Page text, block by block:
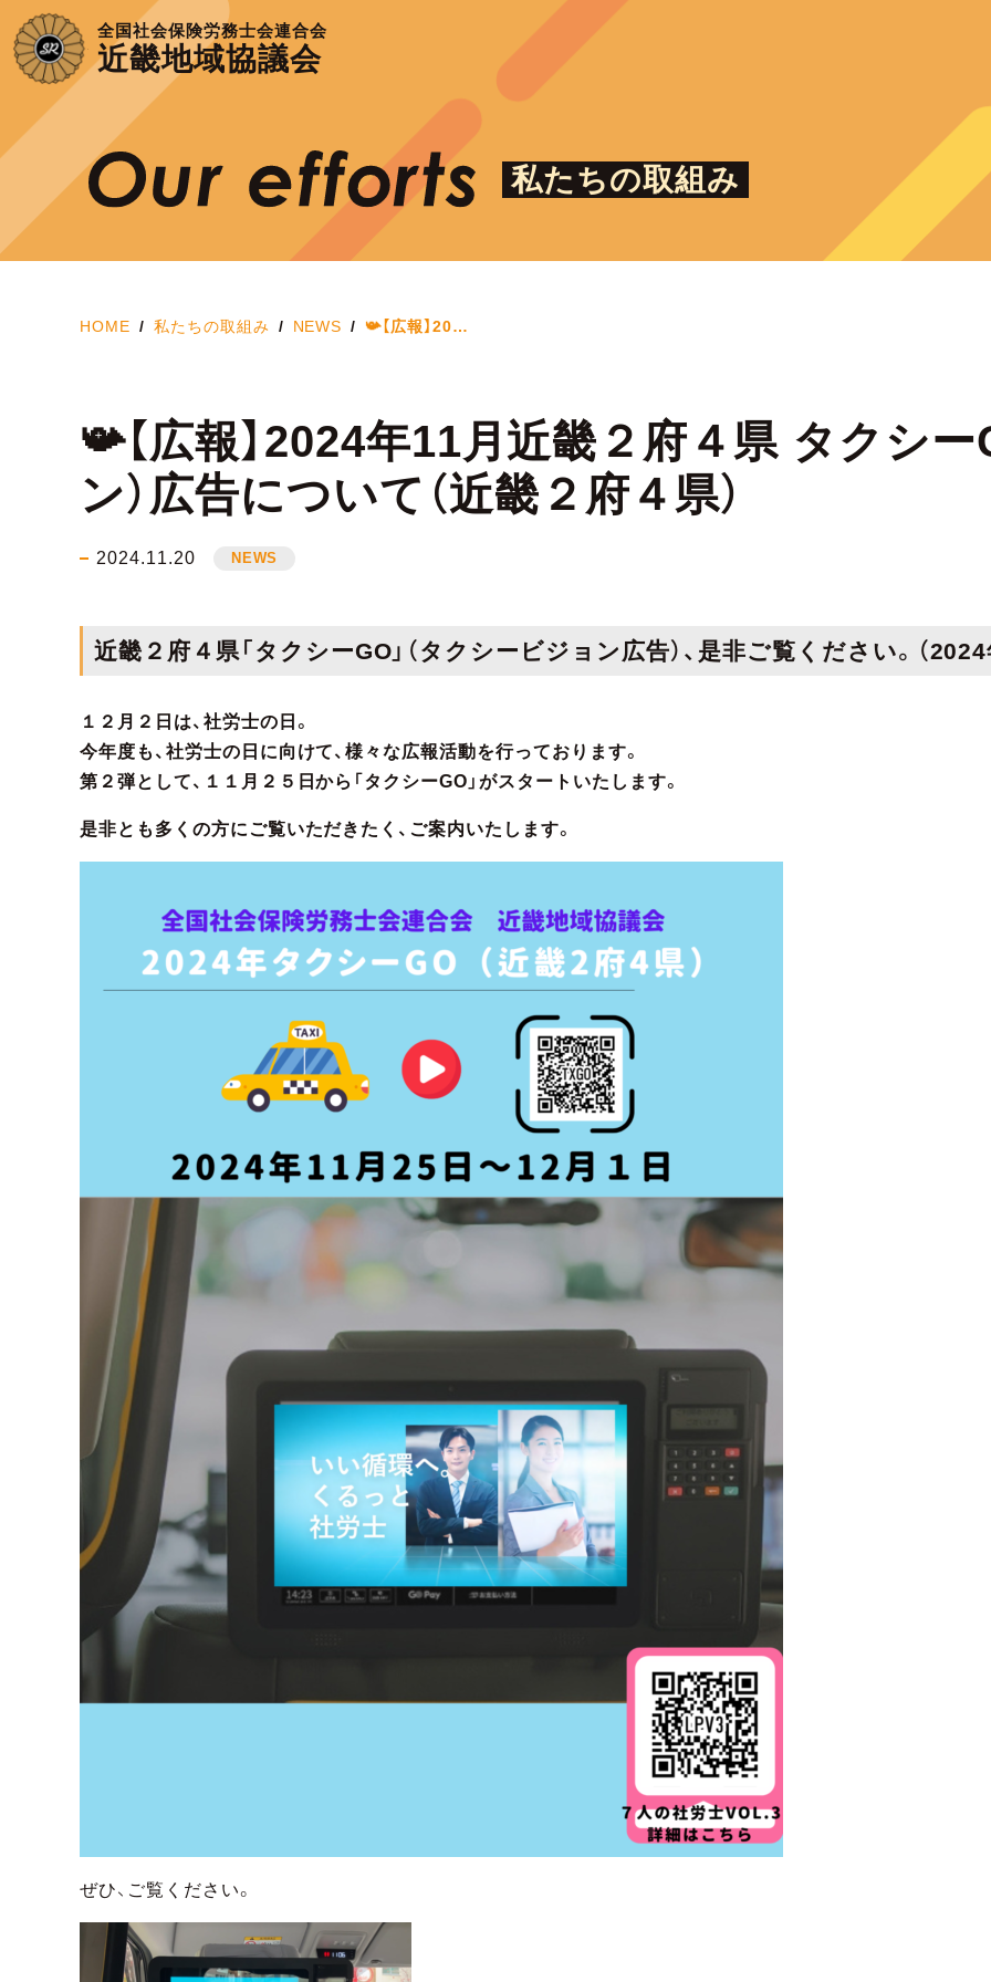
全国社会保険労務士会連合会
近畿地域協議会
私たちの取組み
HOME 私たちの取組み NEWS 📯【広報】20…
📯【広報】2024年11月近畿２府４県 タクシー
ン）広告について（近畿２府４県）
2024.11.20 NEWS
近畿２府４県「タクシーGO」（タクシービジョン広告）、是非ご覧ください。（
１２月２日は、社労士の日。
今年度も、社労士の日に向けて、様々な広報活動を行っております。
第２弾として、１１月２５日から「タクシーGO」がスタートいたします。
是非とも多くの方にご覧いただきたく、ご案内いたします。
ぜひ、ご覧ください。